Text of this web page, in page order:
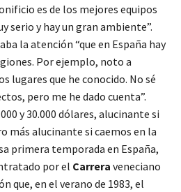
es de los mejores equipos
serio y hay un gran ambiente”.
la atención “que en España hay
Por ejemplo, noto a
lugares que he conocido. No sé
pero me he dado cuenta”.
y 30.000 dólares, alucinante si
más alucinante si caemos en la
primera temporada en España,
por el Carrera veneciano
que, en el verano de 1983, el